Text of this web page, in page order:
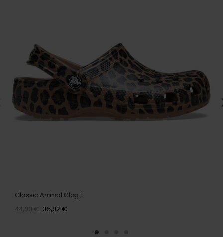
Classic Animal Clog T
44,90 € 35,92 €